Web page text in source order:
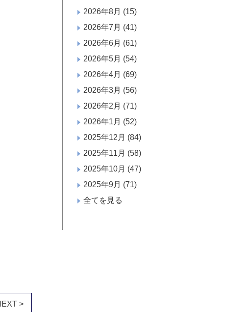
2026年8月 (15)
2026年7月 (41)
2026年6月 (61)
2026年5月 (54)
2026年4月 (69)
2026年3月 (56)
2026年2月 (71)
2026年1月 (52)
2025年12月 (84)
2025年11月 (58)
2025年10月 (47)
2025年9月 (71)
全てを見る
>